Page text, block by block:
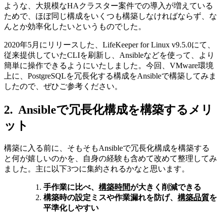
ような、大規模なHA クラスター案件での導入が増えている
ためで、ほぼ同じ構成をいくつも構築しなければならず、な
んとか効率化したいというものでした。
2020年5月にリリースした、 LifeKeeper for Linux v9.5.0にて、
従来提供していたCLIを刷新し、 Ansibleなどを使って、より
簡単に操作できるようにいたしました。今回、 VMware環境
上に、 PostgreSQLを冗長化する構成をAnsibleで構築してみま
したので、ぜひご参考ください。
2. Ansibleで冗長化構成を構築するメリ
ット
構築に入る前に、そもそもAnsibleで冗長化構成を構築する
と何が嬉しいのかを、自身の経験も含めて改めて整理してみ
ました。主に以下3つに集約されるかなと思います。
手作業に比べ、 構築時間が大きく削減できる
構築時の設定ミスや作業漏れを防げ、 構築品質を
平準化しやすい